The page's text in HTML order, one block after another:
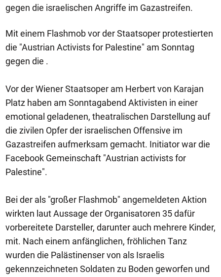
gegen die israelischen Angriffe im Gazastreifen.
Mit einem Flashmob vor der Staatsoper protestierten
die "Austrian Activists for Palestine" am Sonntag
gegen die .
Vor der Wiener Staatsoper am Herbert von Karajan
Platz haben am Sonntagabend Aktivisten in einer
emotional geladenen, theatralischen Darstellung auf
die zivilen Opfer der israelischen Offensive im
Gazastreifen aufmerksam gemacht. Initiator war die
Facebook Gemeinschaft "Austrian activists for
Palestine".
Bei der als "großer Flashmob" angemeldeten Aktion
wirkten laut Aussage der Organisatoren 35 dafür
vorbereitete Darsteller, darunter auch mehrere Kinder,
mit. Nach einem anfänglichen, fröhlichen Tanz
wurden die Palästinenser von als Israelis
gekennzeichneten Soldaten zu Boden geworfen und